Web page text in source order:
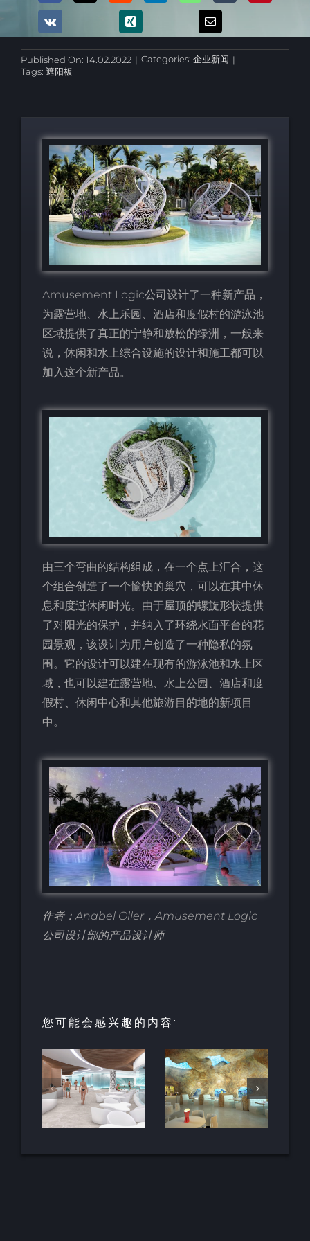
Published On: 14.02.2022 | Categories: 企业新闻 |
Tags: 遮阳板
Amusement Logic公司设计了一种新产品，
为露营地、水上乐园、酒店和度假村的游泳池
区域提供了真正的宁静和放松的绿洲，一般来
说，休闲和水上综合设施的设计和施工都可以
加入这个新产品。
由三个弯曲的结构组成，在一个点上汇合，这
个组合创造了一个愉快的巢穴，可以在其中休
息和度过休闲时光。由于屋顶的螺旋形状提供
了对阳光的保护，并纳入了环绕水面平台的花
园景观，该设计为用户创造了一种隐私的氛
围。它的设计可以建在现有的游泳池和水上区
域，也可以建在露营地、水上公园、酒店和度
假村、休闲中心和其他旅游目的地的新项目
中。
作者：Anabel Oller，Amusement Logic
公司设计部的产品设计师
您可能会感兴趣的内容:
用于亲水建
筑的室内人
造岩石
天然梯田泳
池